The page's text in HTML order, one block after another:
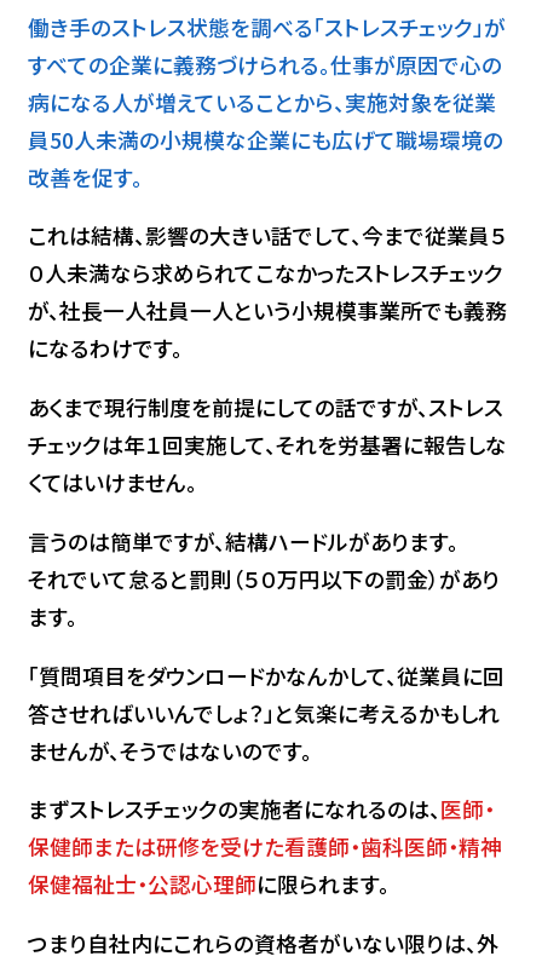
働き手のストレス状態を調べる「ストレスチェック」が
すべての企業に義務づけられる。仕事が原因で心の
病になる人が増えていることから、実施対象を従業
員50人未満の小規模な企業にも広げて職場環境の
改善を促す。
これは結構、影響の大きい話でして、今まで従業員５
０人未満なら求められてこなかったストレスチェック
が、社長一人社員一人という小規模事業所でも義務
になるわけです。
あくまで現行制度を前提にしての話ですが、ストレス
チェックは年１回実施して、それを労基署に報告しな
くてはいけません。
言うのは簡単ですが、結構ハードルがあります。
それでいて怠ると罰則（５０万円以下の罰金）があり
ます。
「質問項目をダウンロードかなんかして、従業員に回
答させればいいんでしょ？」と気楽に考えるかもしれ
ませんが、そうではないのです。
まずストレスチェックの実施者になれるのは、医師・
保健師または研修を受けた看護師・歯科医師・精神
保健福祉士・公認心理師に限られます。
つまり自社内にこれらの資格者がいない限りは、外